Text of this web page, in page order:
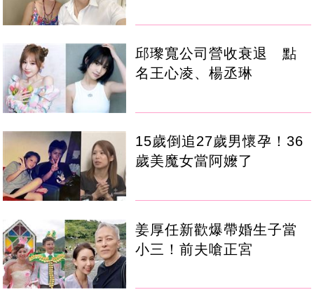
邱瓈寬公司營收衰退 點
名王心凌、楊丞琳
15歲倒追27歲男懷孕！36
歲美魔女當阿嬤了
姜厚任新歡爆帶婚生子當
小三！前夫嗆正宮